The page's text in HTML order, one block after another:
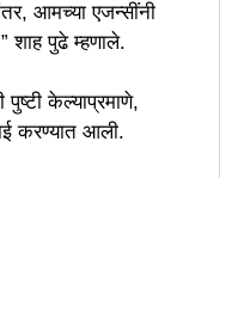
आमच्या एजन्सींनी
शाह पुढे म्हणाले.
पुष्टी केल्याप्रमाणे,
करण्यात आली.